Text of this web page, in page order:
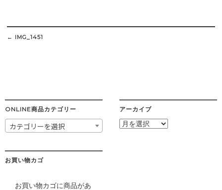
Post
navigation
← IMG_1451
ONLINE商品カテゴリー
カテゴリーを選択
アーカイブ
ア
お買い物カゴ
お買い物カゴに商品があ